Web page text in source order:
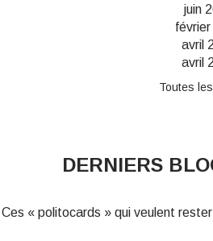
juin
avril
avril
Toutes
DERNIERS
Ces « politocards » qui veulent